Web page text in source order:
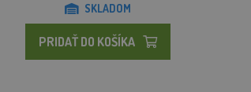
SKLADOM
PRIDAŤ DO KOŠÍKA